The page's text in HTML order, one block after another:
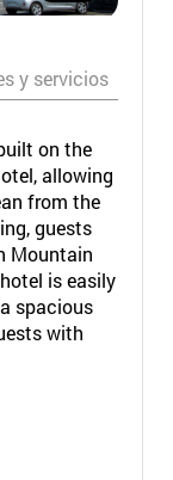
y servicios
on the
allowing
from the
guests
Mountain
is easily
spacious
with